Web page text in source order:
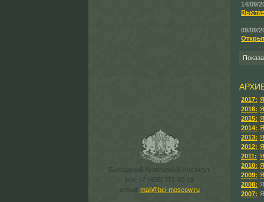
Болгарский Культурный Институт
тел. +7 (495) 771-60-18
e-mail: mail@bci-moscow.ru
14/09/
09/09/
2017:
2016:
2015:
2014:
2013:
2012:
2011:
2010:
2009:
2008:
2007: